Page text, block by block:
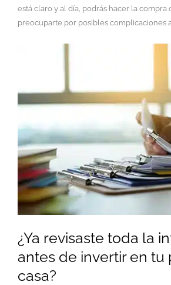
está claro y al día, podrás hacer la compra
preocuparte por posibles complicaciones
¿Ya revisaste toda la
antes de invertir en tu
casa?